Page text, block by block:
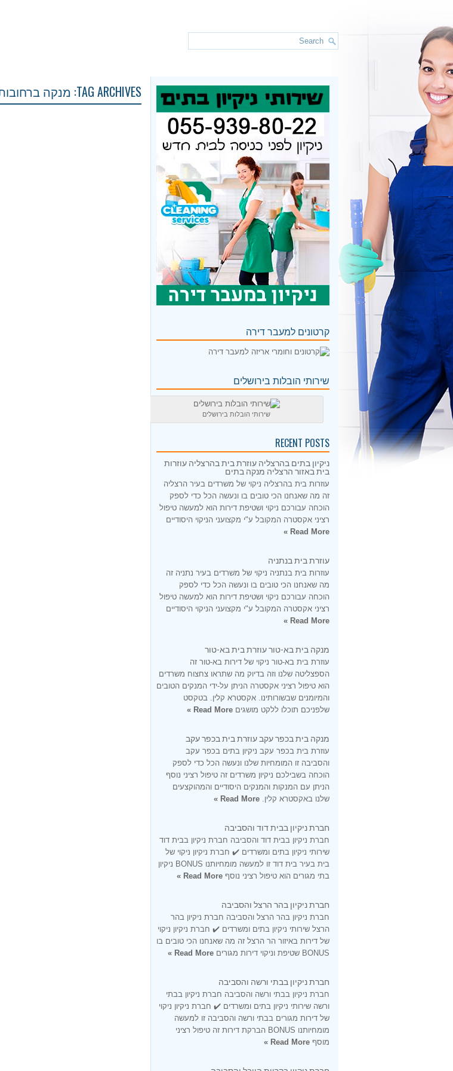
TAG ARCHIVES: מנקה
קרטונים למעבר דירה
שירותי הובלות בירושלים
שירותי הובלות בירושלים
RECENT POSTS
ניקיון בתים בהרצליה עוזרת בית בהרצליה עוזרות
בית באזור הרצליה מנקה בתים
עוזרות בית בהרצליה ניקוי של משרדים בעיר הרצליה
זה מה שאנחנו הכי טובים בו ונעשה הכל כדי לספק
הוכחה עבורכם ניקוי ושטיפת דירות הוא למעשה טיפול
רציני אקסטרה המקובל ע"י מקצועני הניקוי היסודיים
Read More »
עוזרת בית בנתניה
עוזרות בית בנתניה ניקוי של משרדים בעיר נתניה זה
מה שאנחנו הכי טובים בו ונעשה הכל כדי לספק
הוכחה עבורכם ניקוי ושטיפת דירות הוא למעשה טיפול
רציני אקסטרה המקובל ע"י מקצועני הניקוי היסודיים
Read More »
מנקה בית בא-טור עוזרת בית בא-טור
עוזרת בית בא-טור ניקוי של דירות בא-טור זה
הספצליטה שלנו וזה בדיוק מה שתראו צחצוח משרדים
הוא טיפול רציני אקסטרה הניתן על-ידי המנקים הטובים
והמיומנים שבשורותינו. אקסטרא קלין. בטקסט
שלפניכם תוכלו ללקט מושגים Read More »
מנקה בית בכפר עקב עוזרת בית בכפר עקב
עוזרת בית בכפר עקב ניקיון בתים בכפר עקב
והסביבה זו המומחיות שלנו ונעשה הכל כדי לספק
הוכחה בשבילכם ניקיון משרדים זה טיפול רציני נוסף
הניתן עם המנקות והמנקים היסודיים והמהוקצעים
שלנו באקסטרא קלין. Read More »
חברת ניקיון בבית דוד והסביבה
חברת ניקיון בבית דוד והסביבה חברת ניקיון בבית דוד
שירותי ניקיון בתים ומשרדים ✔️ חברת ניקיון ניקוי של
בית בעיר בית דוד זו למעשה מומחיותנו BONUS ניקיון
בתי מגורים הוא טיפול רציני נוסף Read More »
חברת ניקיון בהר הרצל והסביבה
חברת ניקיון בהר הרצל והסביבה חברת ניקיון בהר
הרצל שירותי ניקיון בתים ומשרדים ✔️ חברת ניקיון ניקוי
של דירות באיזור הר הרצל זה מה שאנחנו הכי טובים בו
BONUS שטיפת וניקוי דירות מגורים
Read More »
חברת ניקיון בבתי ורשה והסביבה
חברת ניקיון בבתי ורשה והסביבה חברת ניקיון בבתי
ורשה שירותי ניקיון בתים ומשרדים ✔️ חברת ניקיון ניקוי
של דירות מגורים בבתי ורשה והסביבה זו למעשה
מומחיותנו BONUS הברקת דירות זה טיפול רציני
מוסף Read More »